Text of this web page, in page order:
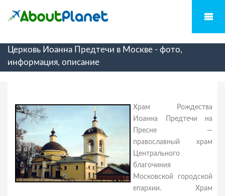
Церковь Иоанна Предтечи в Москве - фото,
информация, описание
Храм Рождества
Иоанна Предтечи на
Пресне —
православный храм
Центрального
благочиния
Московской городской
епархии. Храм